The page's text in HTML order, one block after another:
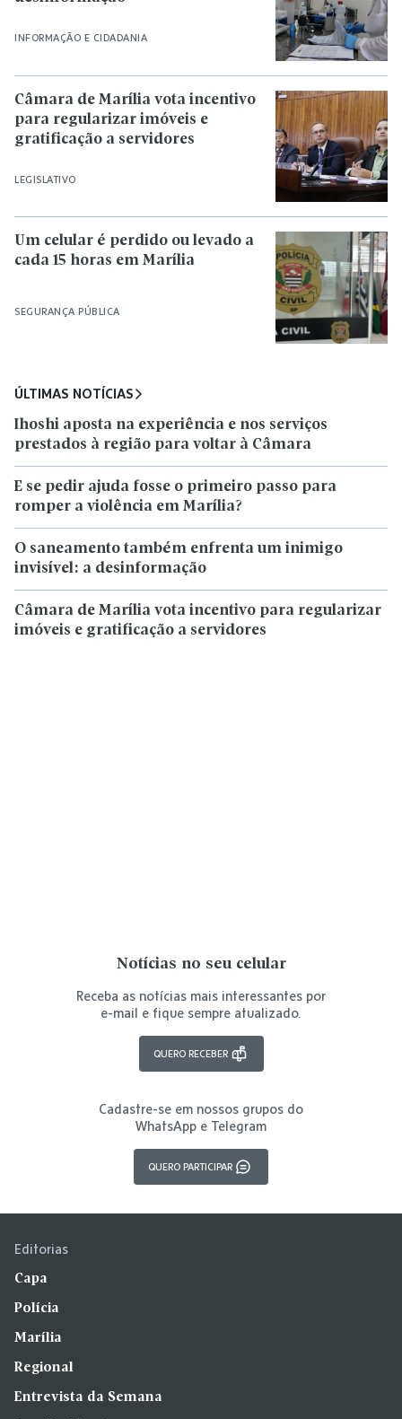
INFORMAÇÃO E CIDADANIA
LEGISLATIVO
Câmara de Marília vota incentivo
para regularizar imóveis e
gratificação a servidores
SEGURANÇA PÚBLICA
Um celular é perdido ou levado a
cada 15 horas em Marília
ÚLTIMAS NOTÍCIAS
Ihoshi aposta na experiência e nos serviços
prestados à região para voltar à Câmara
E se pedir ajuda fosse o primeiro passo para
romper a violência em Marília?
O saneamento também enfrenta um inimigo
invisível: a desinformação
Câmara de Marília vota incentivo para regularizar
imóveis e gratificação a servidores
Notícias no seu celular
Receba as notícias mais interessantes por
e-mail e fique sempre atualizado.
QUERO RECEBER
Cadastre-se em nossos grupos do
WhatsApp e Telegram
QUERO PARTICIPAR
Editorias
Capa
Polícia
Marília
Regional
Entrevista da Semana